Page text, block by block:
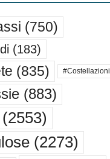
(750)
(183)
(835) #Costellazioni
(883)
(2273)